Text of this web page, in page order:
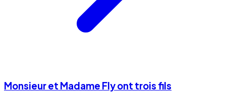
Monsieur et Madame Fly ont trois fils